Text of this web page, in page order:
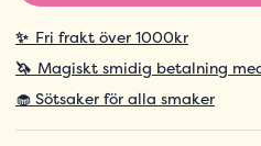
✨ Fri frakt över 1000kr
🦄 Magiskt smidig betalning
🧁 Sötsaker för alla smaker